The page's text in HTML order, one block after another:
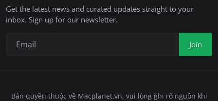
Get the latest news and curated updates straight to your
inbox. Sign up for our newsletter.
Join
Bản quyền thuộc về Macplanet.vn, vui lòng ghi rõ nguồn khi